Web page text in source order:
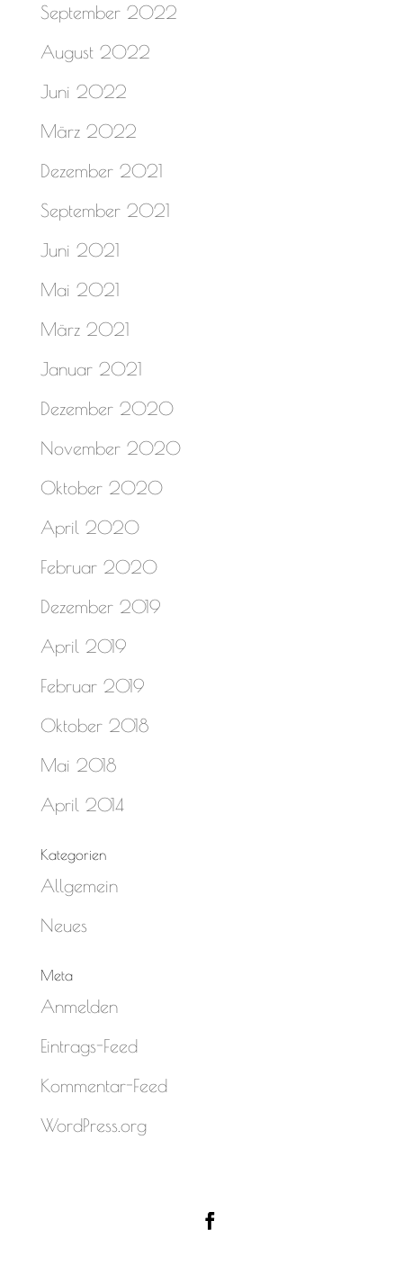
September 2022
August 2022
Juni 2022
März 2022
Dezember 2021
September 2021
Juni 2021
Mai 2021
März 2021
Januar 2021
Dezember 2020
November 2020
Oktober 2020
April 2020
Februar 2020
Dezember 2019
April 2019
Februar 2019
Oktober 2018
Mai 2018
April 2014
Kategorien
Allgemein
Neues
Meta
Anmelden
Eintrags-Feed
Kommentar-Feed
WordPress.org